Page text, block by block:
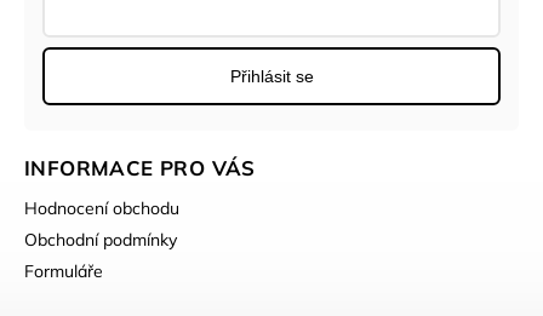
Přihlásit se
INFORMACE PRO VÁS
Hodnocení obchodu
Obchodní podmínky
Formuláře